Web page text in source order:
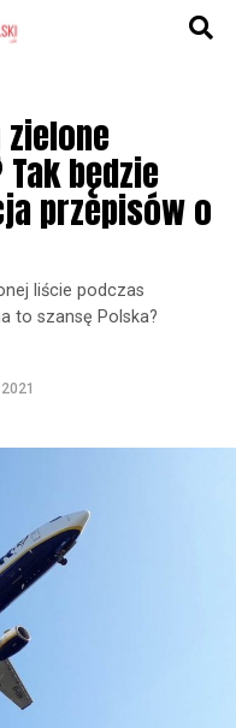
będzie
przepisów o
liście podczas
to szansę Polska?